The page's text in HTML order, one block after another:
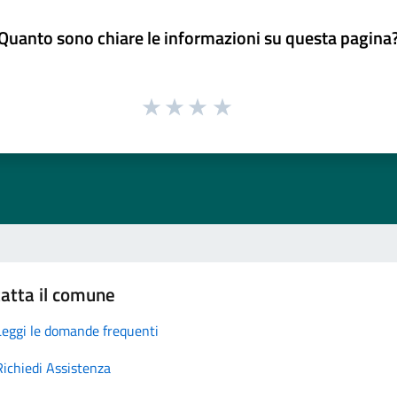
sono chiare le informazioni su questa
il comune
le domande frequenti
Assistenza